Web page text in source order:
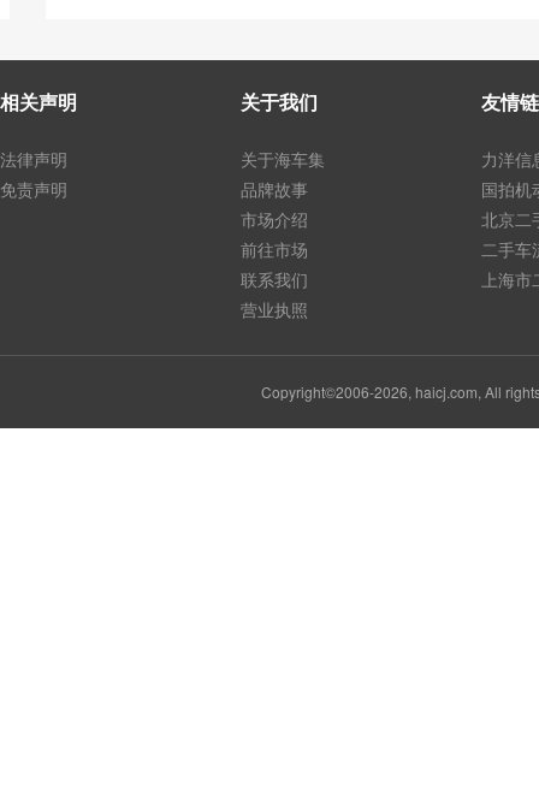
相关声明
法律声明
免责声明
关于我们
关于海车集
品牌故事
市场介绍
前往市场
联系我们
营业执照
友情
力洋信
国拍机
北京二
二手车
上海
Copyright©2006-2026, haicj.com, All